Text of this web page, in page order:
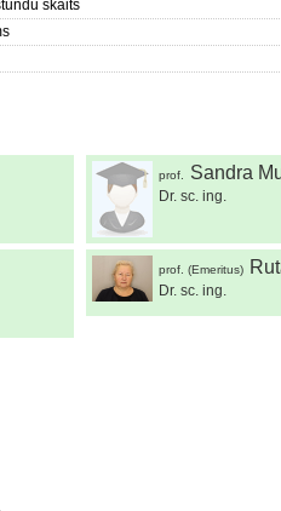
skaits
prof. Sandra
Dr. sc. ing.
prof. (Emeritus)
Dr. sc. ing.